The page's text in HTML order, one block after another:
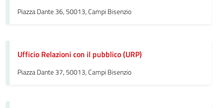
Piazza Dante 36, 50013, Campi Bisenzio
Ufficio Relazioni con il pubblico (URP)
Piazza Dante 37, 50013, Campi Bisenzio